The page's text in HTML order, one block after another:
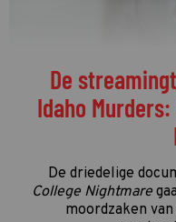
Welke
op kop in de
De vierde
van de Gouden
gang. Tijd dus voor